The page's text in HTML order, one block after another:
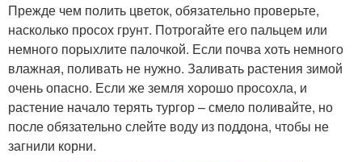
Прежде чем полить цветок, обязательно проверьте,
насколько просох грунт. Потрогайте его пальцем или
немного порыхлите палочкой. Если почва хоть немного
влажная, поливать не нужно. Заливать растения зимой
очень опасно. Если же земля хорошо просохла, и
растение начало терять тургор – смело поливайте, но
после обязательно слейте воду из поддона, чтобы не
загнили корни.